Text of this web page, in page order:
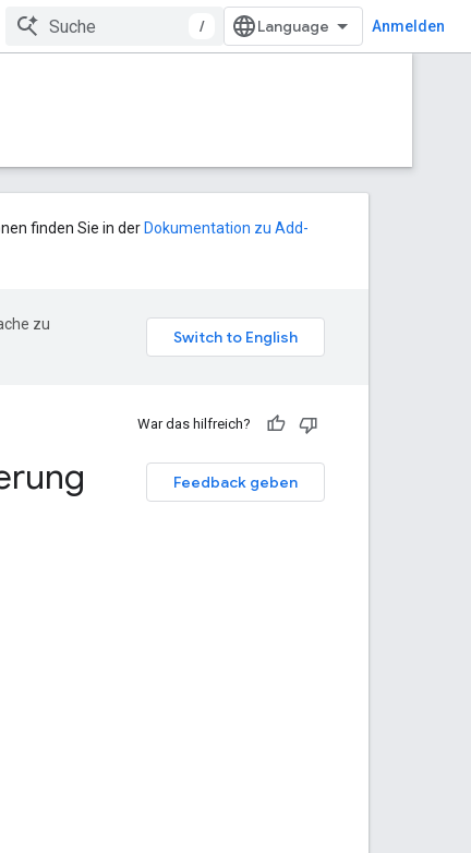
/ Anmelden
finden Sie in der Dokumentation zu Add-
zu
War das hilfreich?
Feedback geben